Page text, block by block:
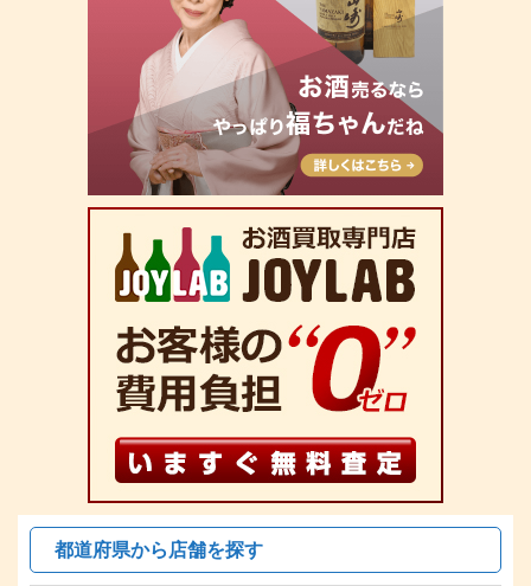
都道府県から店舗を探す